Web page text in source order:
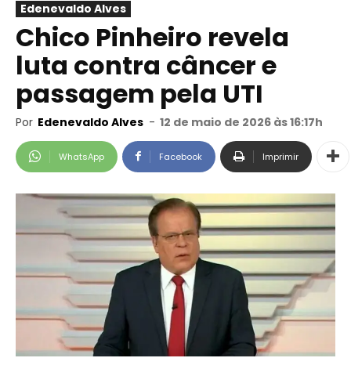
Edenevaldo Alves
Chico Pinheiro revela
luta contra câncer e
passagem pela UTI
Por Edenevaldo Alves - 12 de maio de 2026 às 16:17h
WhatsApp Facebook Imprimir